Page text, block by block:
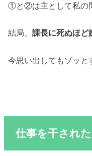
①と②は主として私の
結局、課長に死ぬほど
今思い出してもゾッと
仕事を干され